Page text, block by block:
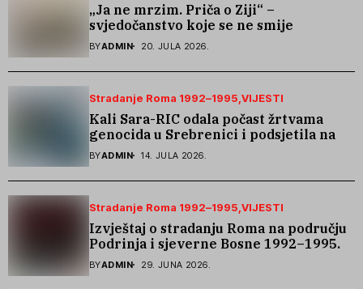
„Ja ne mrzim. Priča o Ziji“ –
svjedočanstvo koje se ne smije
zaboraviti
BYADMIN 20. JULA 2026.
Stradanje Roma 1992–1995 VIJESTI
Kali Sara-RIC odala počast žrtvama
genocida u Srebrenici i podsjetila na
stradanje Roma iz Skočića
BYADMIN 14. JULA 2026.
Stradanje Roma 1992–1995 VIJESTI
Izvještaj o stradanju Roma na području
Podrinja i sjeverne Bosne 1992–1995.
godine
BYADMIN 29. JUNA 2026.